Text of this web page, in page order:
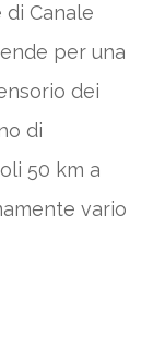
Canale
per una
dei
di
50 km a
vario